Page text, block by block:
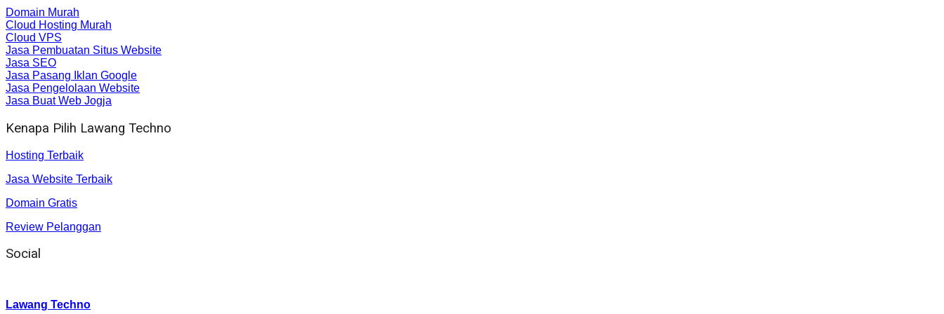
Domain Murah
Cloud Hosting Murah
Cloud VPS
Jasa Pembuatan Situs Website
Jasa SEO
Jasa Pasang Iklan Google
Jasa Pengelolaan Website
Jasa Buat Web Jogja
Kenapa Pilih Lawang Techno
Hosting Terbaik
Jasa Website Terbaik
Domain Gratis
Review Pelanggan
Social
Lawang Techno